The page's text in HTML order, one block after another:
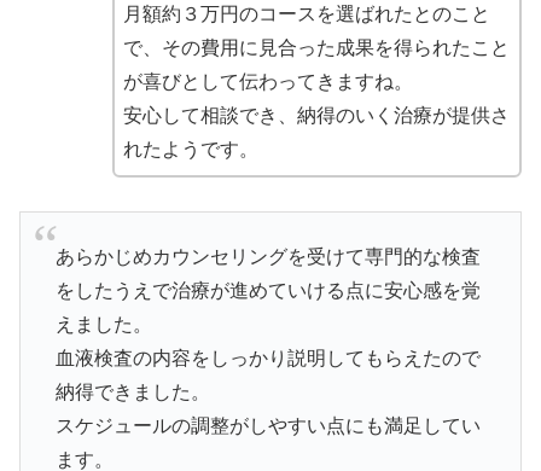
月額約３万円のコースを選ばれたとのこと
で、その費用に見合った成果を得られたこと
が喜びとして伝わってきますね。
安心して相談でき、納得のいく治療が提供さ
れたようです。
あらかじめカウンセリングを受けて専門的な検査
をしたうえで治療が進めていける点に安心感を覚
えました。
血液検査の内容をしっかり説明してもらえたので
納得できました。
スケジュールの調整がしやすい点にも満足してい
ます。